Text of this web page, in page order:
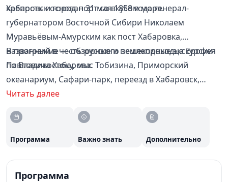
крепость и город-порт со вкусом моря.
Хабаровск основан 31 мая 1858 года генерал-
губернатором Восточной Сибири Николаем
Муравьёвым-Амурским как пост Хабаровка,
названный в честь русского землепроходца Ерофея
Павловича Хабарова.
В программе — обзорные и пешеходные экскурсии
по Владивостоку, мыс Тобизина, Приморский
океанариум, Сафари-парк, переезд в Хабаровск,
петроглифы Сикачи-Аляна и застава Казакевичева.
Читать далее
Программа Важно знать Дополнительно
Программа